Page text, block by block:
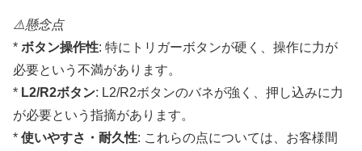
⚠️懸念点
* ボタン操作性: 特にトリガーボタンが硬く、操作に力が
必要という不満があります。
* L2/R2ボタン: L2/R2ボタンのバネが強く、押し込みに力
が必要という指摘があります。
* 使いやすさ・耐久性: これらの点については、お客様間